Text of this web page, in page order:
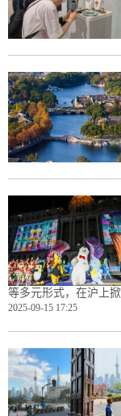
等多元形式，在沪上
2025-09-15 17:25